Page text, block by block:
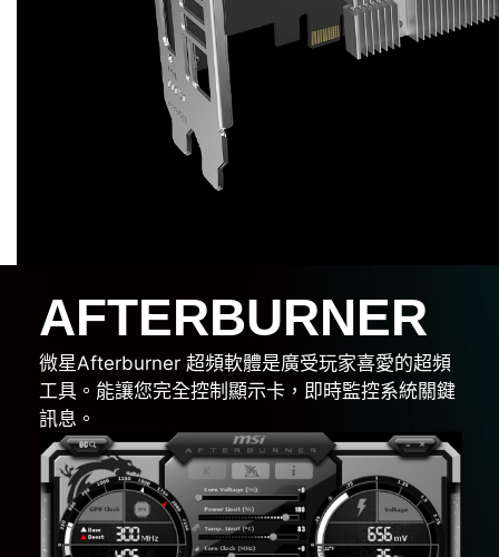
AFTERBURNER
微星Afterburner 超頻軟體是廣受玩家喜愛的超頻
工具。能讓您完全控制顯示卡，即時監控系統關鍵
訊息。